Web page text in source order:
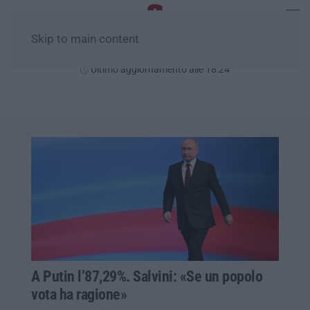
Skip to main content
Ultimo aggiornamento alle 18:24
A Putin l’87,29%. Salvini: «Se un popolo
vota ha ragione»